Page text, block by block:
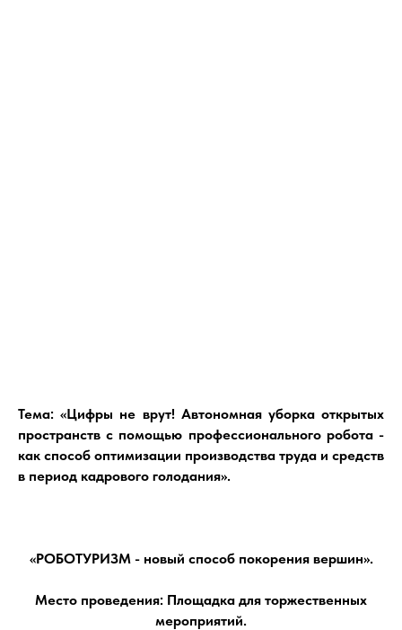
Тема: «Цифры не врут! Автономная уборка открытых
пространств с помощью профессионального робота -
как способ оптимизации производства труда и средств
в период кадрового голодания».
«РОБОТУРИЗМ - новый способ покорения вершин».
Место проведения: Площадка для торжественных
мероприятий.